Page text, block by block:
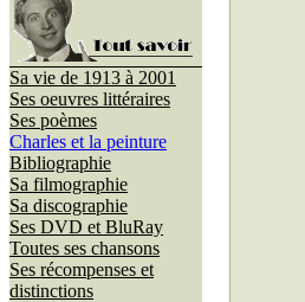
Sa vie de 1913 à 2001
Ses oeuvres littéraires
Ses poèmes
Charles et la peinture
Bibliographie
Sa filmographie
Sa discographie
Ses DVD et BluRay
Toutes ses chansons
Ses récompenses et
distinctions